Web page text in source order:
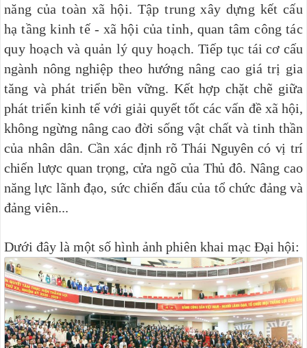
năng của toàn xã hội. Tập trung xây dựng kết cấu
hạ tầng kinh tế - xã hội của tỉnh, quan tâm công tác
quy hoạch và quản lý quy hoạch.Tiếp tục tái cơ cấu
ngành nông nghiệp theo hướng nâng cao giá trị gia
tăng và phát triển bền vững. Kết hợp chặt chẽ giữa
phát triển kinh tế với giải quyết tốt các vấn đề xã hội,
không ngừng nâng cao đời sống vật chất và tinh thần
của nhân dân. Cần xác định rõ Thái Nguyên có vị trí
chiến lược quan trọng, cửa ngõ của Thủ đô. Nâng cao
năng lực lãnh đạo, sức chiến đấu của tổ chức đảng và
đảng viên...
Dưới đây là một số hình ảnh phiên khai mạc Đại hội: